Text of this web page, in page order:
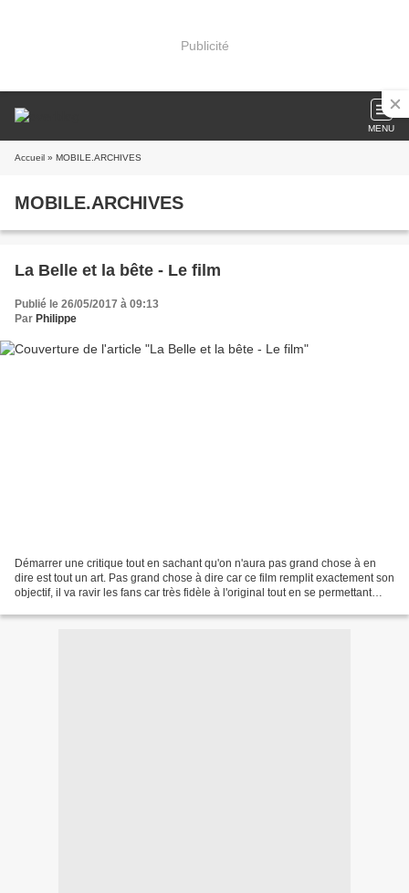
Publicité
MENU
Accueil » MOBILE.ARCHIVES
MOBILE.ARCHIVES
La Belle et la bête - Le film
Publié le 26/05/2017 à 09:13
Par Philippe
Démarrer une critique tout en sachant qu'on n'aura pas grand chose à en
dire est tout un art. Pas grand chose à dire car ce film remplit exactement son
objectif, il va ravir les fans car très fidèle à l'original tout en se permettant